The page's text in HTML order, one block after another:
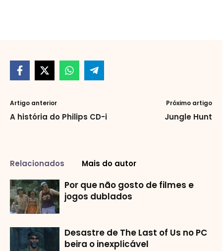
Artigo anterior
A história do Philips CD-i
Próximo artigo
Jungle Hunt
Relacionados Mais do autor
Por que não gosto de filmes e
jogos dublados
Desastre de The Last of Us no PC
beira o inexplicável